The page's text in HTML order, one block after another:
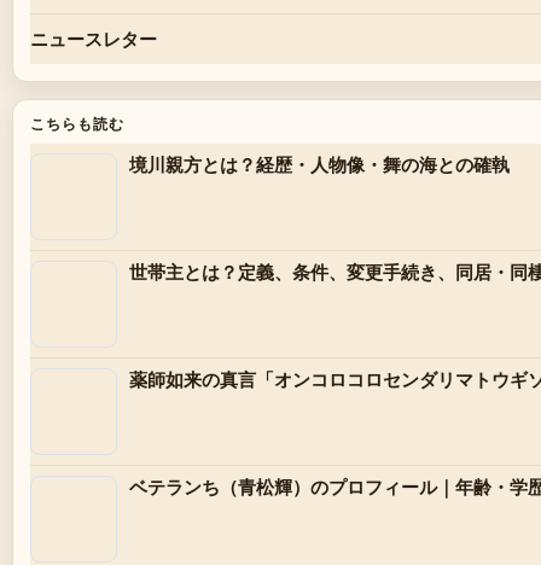
ニュースレター
こちらも読む
境川親方とは？経歴・人物像・舞の海との確執
世帯主とは？定義、条件、変更手続き、同居・同
薬師如来の真言「オンコロコロセンダリマトウギ
ベテランち（青松輝）のプロフィール｜年齢・学